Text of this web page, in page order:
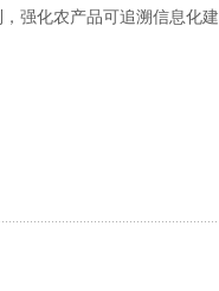
强化农产品可追溯信息化